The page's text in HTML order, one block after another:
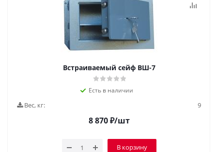
Встраиваемый сейф ВШ-7
Есть в наличии
Вес, кг: 9
8 870₽/шт
В корзину